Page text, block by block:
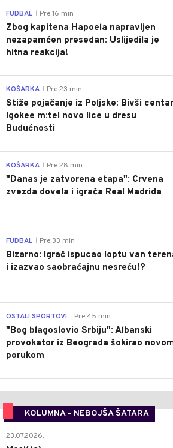
FUDBAL Pre 16 min
Zbog kapitena Hapoela napravljen
nezapamćen presedan: Uslijedila je
hitna reakcija!
KOŠARKA Pre 23 min
Stiže pojačanje iz Poljske: Bivši centar
Igokee m:tel novo lice u dresu
Budućnosti
KOŠARKA Pre 28 min
"Danas je zatvorena etapa": Crvena
zvezda dovela i igrača Real Madrida
FUDBAL Pre 33 min
Bizarno: Igrač ispucao loptu van
i izazvao saobraćajnu nesreću!?
OSTALI SPORTOVI Pre 45 min
"Bog blagoslovio Srbiju": Albanski
provokator iz Beograda šokirao
porukom
KOLUMNA - NEBOJŠA ŠATARA
23.07.2026.